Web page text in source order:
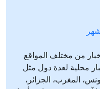
من مختلف المواقع
محلية لعدة دول مثل
المغرب، الجزائر،